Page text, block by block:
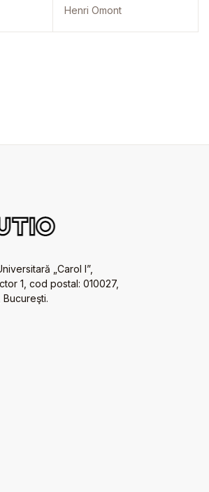
Henri Omont
„Carol I”,
1, cod postal: 010027,
Bucureşti.